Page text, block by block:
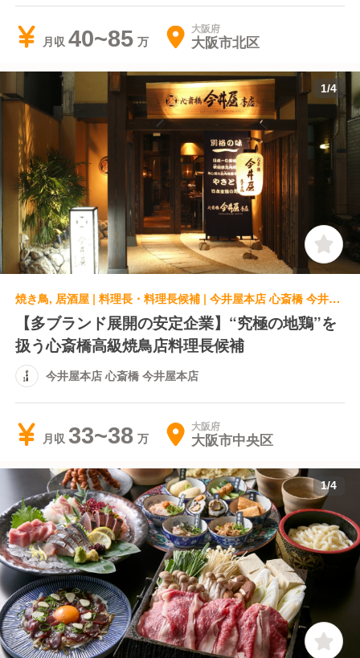
月収 40~85 大阪府
大阪市北区
1/4
焼き鳥, 居酒屋 | 料理長・料理長候補 | 今井屋本店 心斎橋 今井屋本店
【多ブランド展開の安定企業】“究極の地鶏”を
扱う心斎橋高級焼鳥店料理長候補
今井屋本店 心斎橋 今井屋本店
月収 33~38 大阪府
大阪市中央区
1/4